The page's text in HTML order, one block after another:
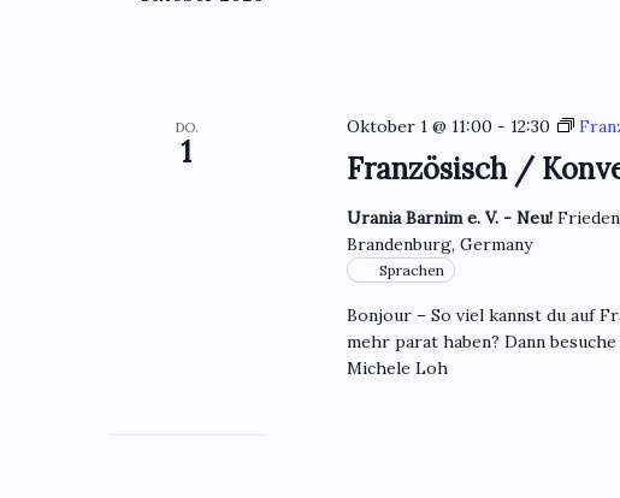
DO.
1 Französisch /
Oktober 1 @ 11:00 - 12:30
Urania Barnim e. V. - Neu!
Brandenburg, Germany
Sprachen
Bonjour – So viel kannst du auf
mehr parat haben? Dann
Michele Loh